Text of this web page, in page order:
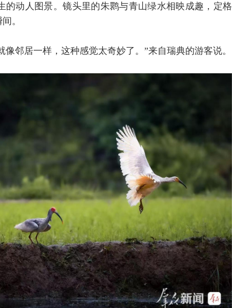
的动人图景。镜头里的朱鹮与青山绿水相映成趣，定格
。
邻居一样，这种感觉太奇妙了。”来自瑞典的游客说。